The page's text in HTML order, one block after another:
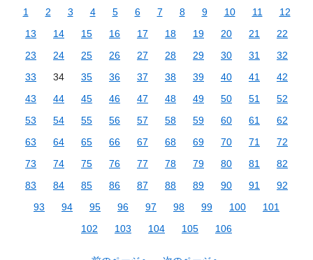
1 2 3 4 5 6 7 8 9 10 11
12
13
14 15 16 17 18 19 20 21
22
23
24 25 26 27 28 29 30 31
32
33
34 35 36 37 38 39 40 41
42
43
44 45 46 47 48 49 50 51
52
53
54 55 56 57 58 59 60 61
62
63
64 65 66 67 68 69 70 71
72
73
74 75 76 77 78 79 80 81
82
83
84 85 86 87 88 89 90 91
92
93
94 95 96 97 98 99 100
101
102
103 104 105 106